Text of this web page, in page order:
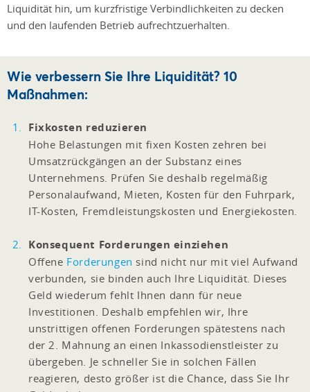
Liquidität hin, um kurzfristige Verbindlichkeiten zu decken
und den laufenden Betrieb aufrechtzuerhalten.
Wie verbessern Sie Ihre Liquidität? 10
Maßnahmen:
Fixkosten reduzieren
Hohe Belastungen mit fixen Kosten zehren bei
Umsatzrückgängen an der Substanz eines
Unternehmens. Prüfen Sie deshalb regelmäßig
Personalaufwand, Mieten, Kosten für den Fuhrpark,
IT-Kosten, Fremdleistungskosten und Energiekosten.
Konsequent Forderungen einziehen
Offene Forderungen sind nicht nur mit viel Aufwand
verbunden, sie binden auch Ihre Liquidität. Dieses
Geld wiederum fehlt Ihnen dann für neue
Investitionen. Deshalb empfehlen wir, Ihre
unstrittigen offenen Forderungen spätestens nach
der 2. Mahnung an einen Inkassodienstleister zu
übergeben. Je schneller Sie in solchen Fällen
reagieren, desto größer ist die Chance, dass Sie Ihr